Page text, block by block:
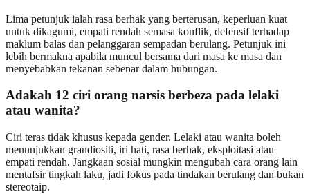
Lima petunjuk ialah rasa berhak yang berterusan, keperluan kuat
untuk dikagumi, empati rendah semasa konflik, defensif terhadap
maklum balas dan pelanggaran sempadan berulang. Petunjuk ini
lebih bermakna apabila muncul bersama dari masa ke masa dan
menyebabkan tekanan sebenar dalam hubungan.
Adakah 12 ciri orang narsis berbeza pada lelaki
atau wanita?
Ciri teras tidak khusus kepada gender. Lelaki atau wanita boleh
menunjukkan grandiositi, iri hati, rasa berhak, eksploitasi atau
empati rendah. Jangkaan sosial mungkin mengubah cara orang lain
mentafsir tingkah laku, jadi fokus pada tindakan berulang dan bukan
stereotaip.